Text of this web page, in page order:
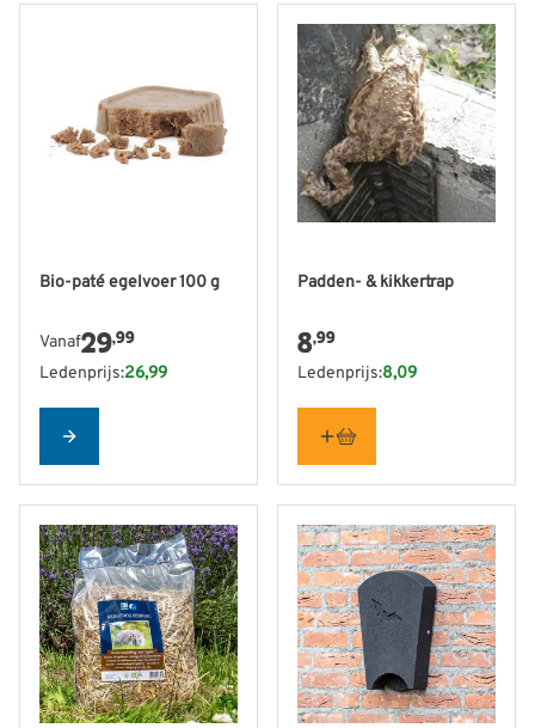
Bio-paté egelvoer 100 g
Vanaf29,99
Ledenprijs:26,99
Configure
Padden- & kikkertrap
8,99
Ledenprijs:8,09